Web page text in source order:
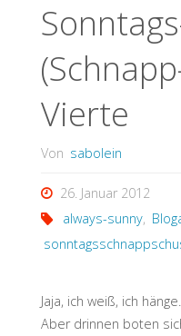
Vierte
Von sabolein
26. Januar 2012
always-sunny,
Jaja, ich weiß, ich hänge….
Aber drinnen boten